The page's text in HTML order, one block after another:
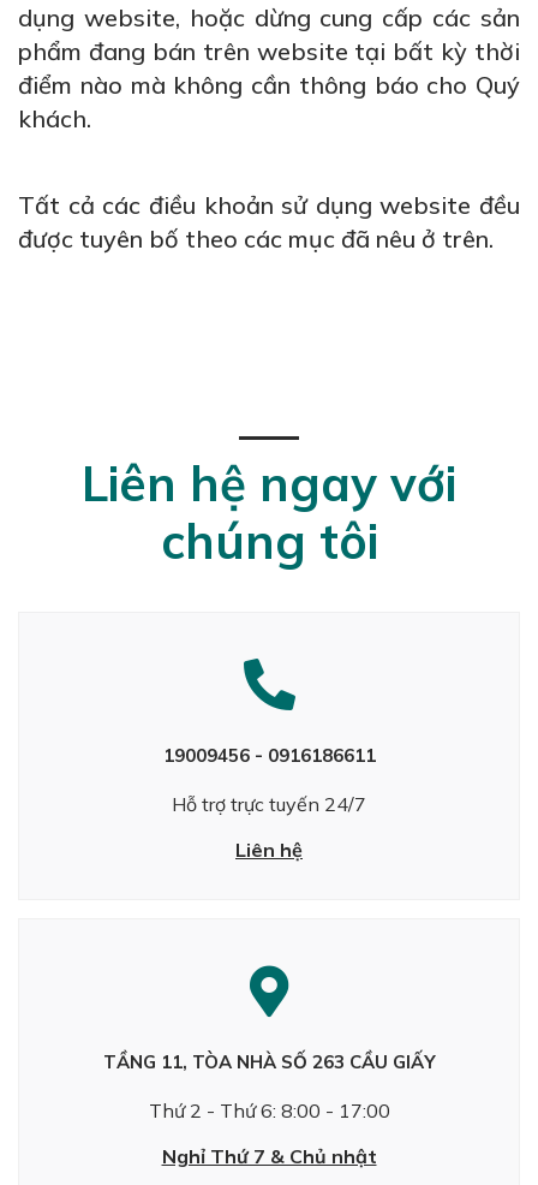
dụng website, hoặc dừng cung cấp các sản
phẩm đang bán trên website tại bất kỳ thời
điểm nào mà không cần thông báo cho Quý
khách.
Tất cả các điều khoản sử dụng website đều
được tuyên bố theo các mục đã nêu ở trên.
Liên hệ ngay với
chúng tôi
19009456 - 0916186611
Hỗ trợ trực tuyến 24/7
Liên hệ
TẦNG 11, TÒA NHÀ SỐ 263 CẦU GIẤY
Thứ 2 - Thứ 6: 8:00 - 17:00
Nghỉ Thứ 7 & Chủ nhật